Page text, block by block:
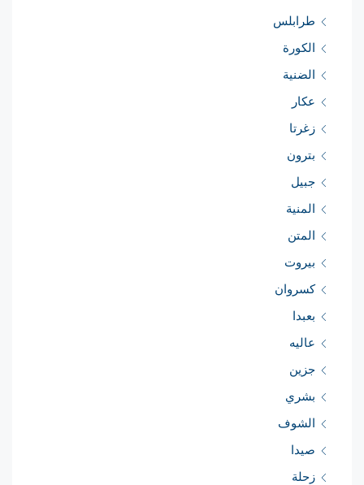
طرابلس
الكورة
الضنية
عكار
زغرتا
بترون
جبيل
المنية
المتن
بيروت
كسروان
بعبدا
عاليه
جزين
بشري
الشوف
صيدا
زحلة